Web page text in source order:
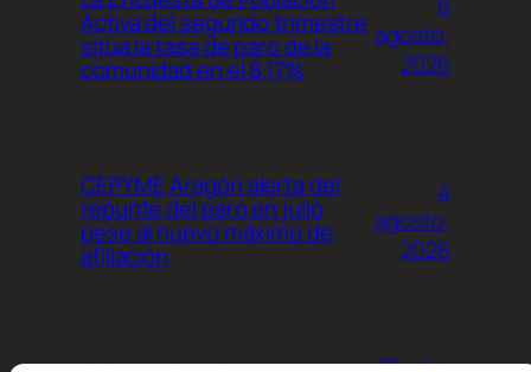
Activa del segundo trimestre
sitúa la tasa de paro de la
comunidad en el 8,17%
agosto,
2026
CEPYME Aragón alerta del
repunte del paro en julio
pese al nuevo máximo de
afiliación
4
agosto,
2026